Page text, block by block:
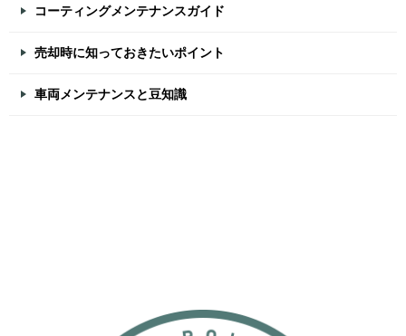
コーティングメンテナンスガイド
売却時に知っておきたいポイント
車両メンテナンスと豆知識